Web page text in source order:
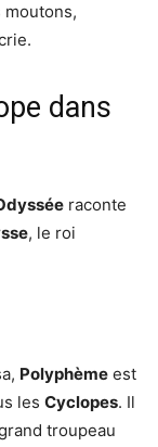
moutons,
dans
raconte
, le roi
Polyphème est
les Cyclopes. Il
troupeau